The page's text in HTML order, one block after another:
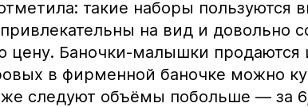
такие наборы пользуются
на вид и довольно
цену. Баночки-малышки продаются
в фирменной баночке можно
следуют объёмы побольше — за